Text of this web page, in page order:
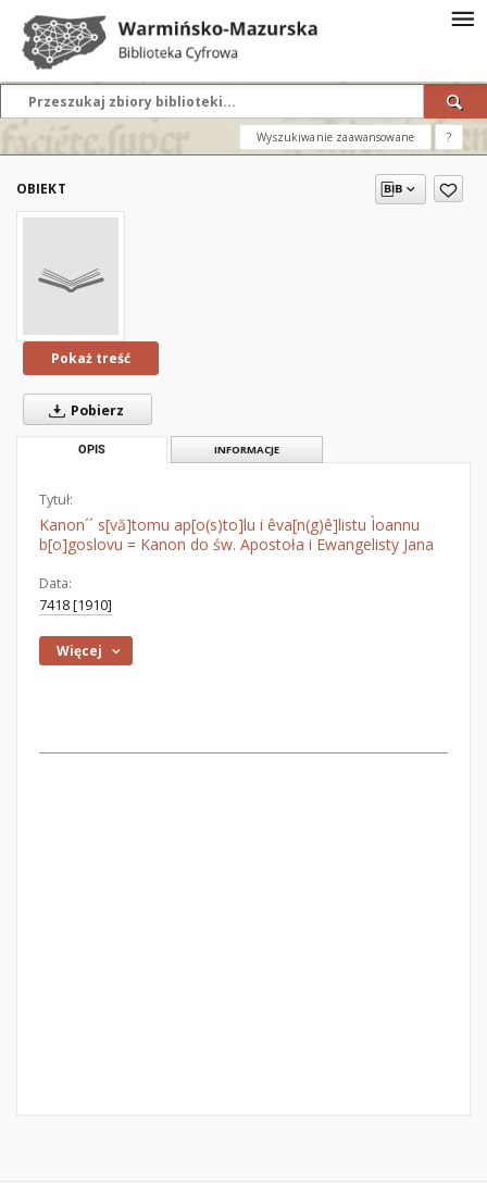
Wyszukiwanie zaawansowane ?
OBIEKT
Pokaż treść
Pobierz
OPIS INFORMACJE
Tytuł:
Kanon´´ s[vă]tomu ap[o(s)to]lu i êva[n(g)ê]listu Ìoannu
b[o]goslovu = Kanon do św. Apostoła i Ewangelisty Jana
Data:
7418 [1910]
Więcej